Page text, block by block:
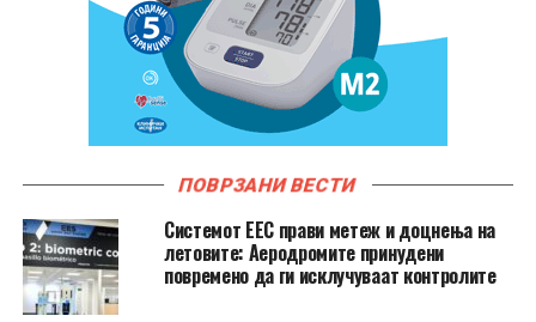
ПОВРЗАНИ ВЕСТИ
Системот ЕЕС прави метеж и доцнења на
летовите: Аеродромите принудени
повремено да ги исклучуваат контролите